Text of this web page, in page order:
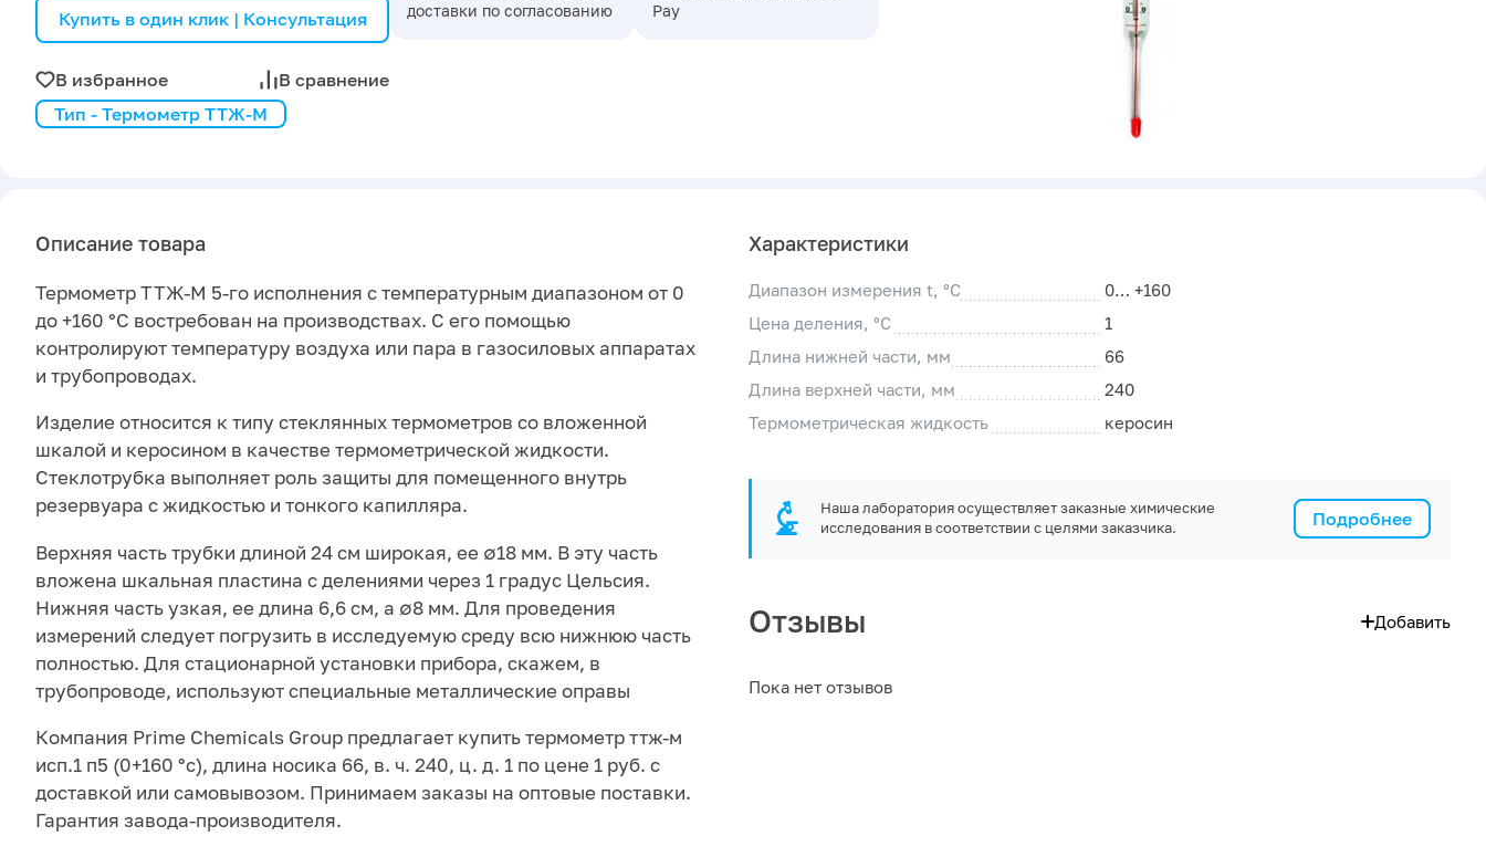
Купить в один клик | Консультация
В избранное В сравнение
доставки по согласованию
Pay
Тип - Термометр ТТЖ-М
Описание товара
Термометр ТТЖ-М 5-го исполнения с температурным диапазоном от 0
до +160 °С востребован на производствах. С его помощью
контролируют температуру воздуха или пара в газосиловых аппаратах
и трубопроводах.
Изделие относится к типу стеклянных термометров со вложенной
шкалой и керосином в качестве термометрической жидкости.
Стеклотрубка выполняет роль защиты для помещенного внутрь
резервуара с жидкостью и тонкого капилляра.
Верхняя часть трубки длиной 24 см широкая, ее ∅18 мм. В эту часть
вложена шкальная пластина с делениями через 1 градус Цельсия.
Нижняя часть узкая, ее длина 6,6 см, а ∅8 мм. Для проведения
измерений следует погрузить в исследуемую среду всю нижнюю часть
полностью. Для стационарной установки прибора, скажем, в
трубопроводе, используют специальные металлические оправы
Компания Prime Chemicals Group предлагает купить термометр ттж-м
исп.1 п5 (0+160 °с), длина носика 66, в. ч. 240, ц. д. 1 по цене 1 руб. с
доставкой или самовывозом. Принимаем заказы на оптовые поставки.
Гарантия завода-производителя.
Характеристики
Диапазон измерения t, °С
0… +160
Цена деления, °С
1
Длина нижней части, мм
66
Длина верхней части, мм
240
Термометрическая жидкость
керосин
Подробнее
Наша лаборатория осуществляет заказные химические
исследования в соответствии с целями заказчика.
Отзывы Добавить
Пока нет отзывов